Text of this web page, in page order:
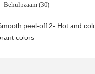
Behulpzaam (30)
peel-off 2- Hot and
colors